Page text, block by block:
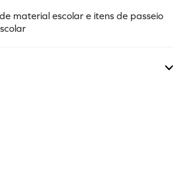
material escolar e itens de passeio